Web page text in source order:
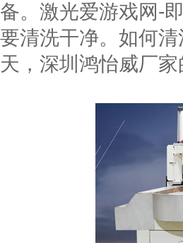
备。激光爱游戏网-
要清洗干净。如何
天，深圳鸿怡威厂